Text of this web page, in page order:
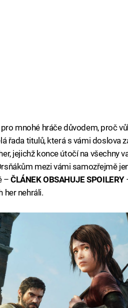
mnohé hráče důvodem, proč
řada titulů, která s vámi doslova
jejichž konce útočí na všechny
mezi vámi samozřejmě
–ČLÁNEK OBSAHUJE SPOILERY
her nehráli.